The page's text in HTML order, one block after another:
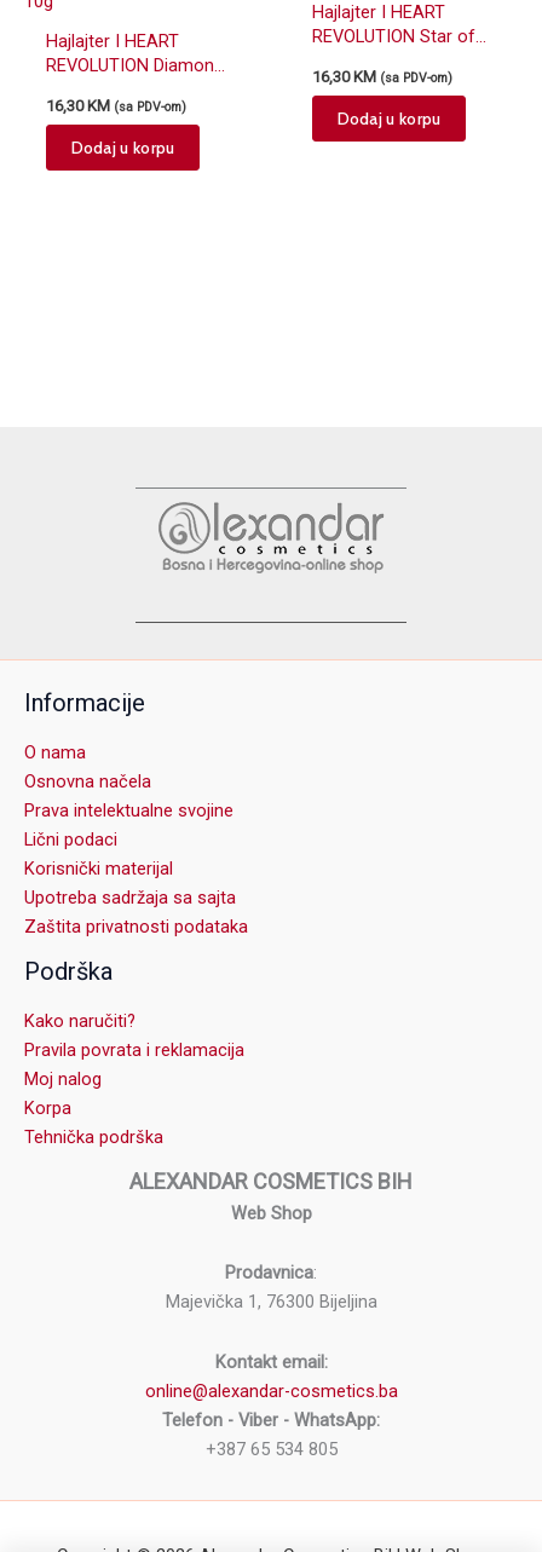
Hajlajter I HEART
REVOLUTION Diamond
Diamonds 10g
16,30 KM (sa PDV-om)
Dodaj u korpu
Hajlajter I HEART
REVOLUTION Star of
3.5g
16,30 KM (sa PDV-om)
Dodaj u korpu
Informacije
O nama
Osnovna načela
Prava intelektualne svojine
Lični podaci
Korisnički materijal
Upotreba sadržaja sa sajta
Zaštita privatnosti podataka
Podrška
Kako naručiti?
Pravila povrata i reklamacija
Moj nalog
Korpa
Tehnička podrška
ALEXANDAR COSMETICS BIH
Web Shop
Prodavnica:
Majevička 1, 76300 Bijeljina
Kontakt email:
online@alexandar-cosmetics.ba
Telefon - Viber - WhatsApp:
+387 65 534 805